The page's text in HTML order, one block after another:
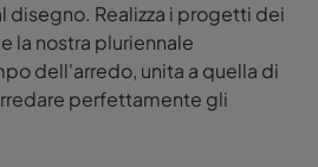
disegno. Realizza i progetti dei
la nostra pluriennale
dell'arredo, unita a quella di
perfettamente gli